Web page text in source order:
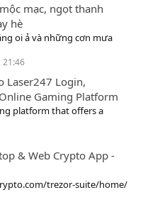
mạc, ngọt thanh
hè
oi ả và những cơn mưa
21:46
Laser247 Login,
Gaming Platform
platform that offers a
& Web Crypto App -
trezor-suite/home/